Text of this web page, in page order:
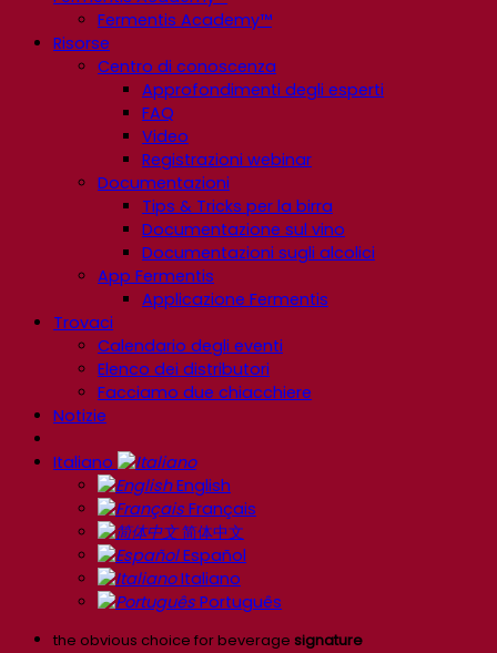
Fermentis Academy™
Risorse
Centro di conoscenza
Approfondimenti degli esperti
FAQ
Video
Registrazioni webinar
Documentazioni
Tips & Tricks per la birra
Documentazione sul vino
Documentazioni sugli alcolici
App Fermentis
Applicazione Fermentis
Trovaci
Calendario degli eventi
Elenco dei distributori
Facciamo due chiacchiere
Notizie
Italiano
English
Français
简体中文
Español
Italiano
Português
the obvious choice for beverage signature